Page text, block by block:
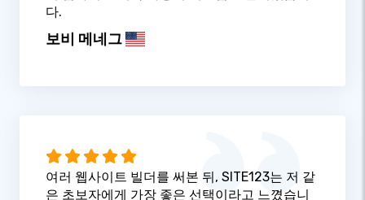
다.
보비 메네그
여러 웹사이트 빌더를 써본 뒤, SITE123는 저 같
은 초보자에게 가장 좋은 선택이라고 느꼈습니